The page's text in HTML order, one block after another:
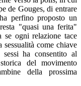
de Gouges, di entrare
perfino proposto un
"quasi una ferita"
ogni relazione tace
come chiave
ha consentito al
del movimento
della prossima